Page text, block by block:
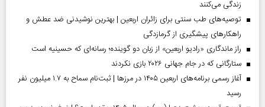
زندگی می‌کنند
توصیه‌های طب سنتی برای زائران اربعین | بهترین نوشیدنی ضد عطش و
راهکارهای پیشگیری از گرمازدگی
راز ماندگاری «رادیو اربعین» از زبان دو گوینده؛ رسانه‌ای که حسینیه است
ستارگانی که در جام جهانی ۲۰۲۶ بازی نکردند
آغاز رسمی برنامه‌های اربعین ۱۴۰۵ در مرز‌ها | ثبت‌نام سماح به ۱.۷ میلیون نفر
رسید